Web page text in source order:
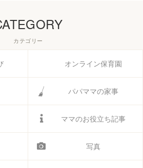
カテゴリー
オンライン保育園
パパママの家事
ママのお役立ち記事
写真